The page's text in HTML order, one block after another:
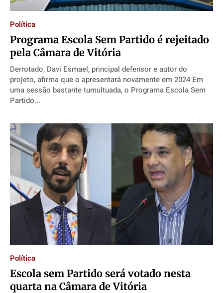
Expediente
Anuncie
Privacidade
Expediente
Anuncie
Privacidade
Expediente
Anuncie
Privacidade
Expediente
Anuncie
Privacidade
Política
Programa Escola Sem Partido é rejeitado
pela Câmara de Vitória
Derrotado, Davi Esmael, principal defensor e autor do
projeto, afirma que o apresentará novamente em 2024 Em
uma sessão bastante tumultuada, o Programa Escola Sem
Partido...
Política
Escola sem Partido será votado nesta
quarta na Câmara de Vitória